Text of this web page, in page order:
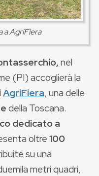
a AgriFiera
nel
(PI) accoglierà la
AgriFiera, una delle
della Toscana.
dedicato a
oltre100
su una
metri quadri,